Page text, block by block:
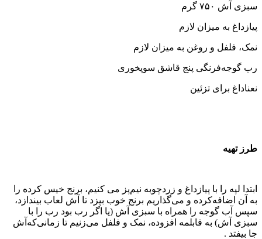
سبزی آش ۷۵۰ گرم
پیازداغ به میزان لازم
نمک، فلفل و روغن به میزان لازم
رب گوجه‌فرنگی پنج قاشق سوپخوری
نعناداغ برای تزئین
طرز تهیه
ابتدا لپه را با پیازداغ و زردچوبه نیم‌پز می کنیم، برنج خیس کرده را
به آن اضافه‌کرده و می‌گذاریم برنج خوب بپزد تا آش لعاب بیندازد،
سپس آب گوجه را همراه با سبزی آش (یا اگر رب بود رب را با
سبزی آش) به قابلمه افزوده، نمک و فلفل می‌زنیم تا زمانی‌که‌آش
جا بیفتد .